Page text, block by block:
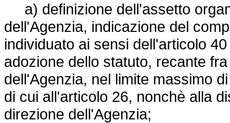
a) definizione dell'assetto
dell'Agenzia, indicazione del
individuato ai sensi dell'articolo
adozione dello statuto, recante
dell'Agenzia, nel limite massimo
di cui all'articolo 26, nonchè alla
direzione dell'Agenzia;